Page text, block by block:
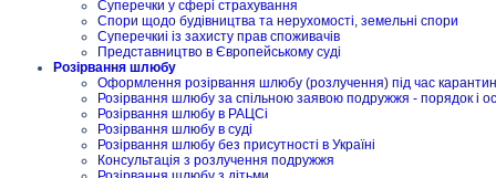
Суперечки у сфері страхування
Спори щодо будівництва та нерухомості, земельні спори
Суперечкиі із захисту прав споживачів
Представництво в Європейському суді
Розірвання шлюбу
Оформлення розірвання шлюбу (розлучення) під час
Розірвання шлюбу за спільною заявою подружжя - порядок і
Розірвання шлюбу в РАЦСі
Розірвання шлюбу в суді
Розірвання шлюбу без присутності в Україні
Консультація з розлучення подружжя